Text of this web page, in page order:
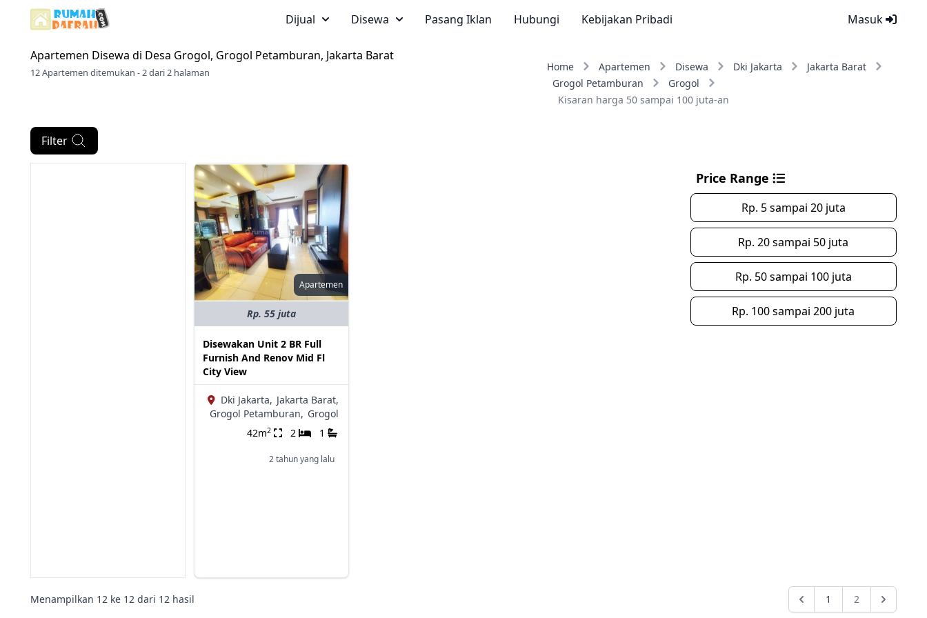
Masuk
Dijual Disewa Pasang Iklan Hubungi Kebijakan Pribadi
Apartemen Disewa di Desa Grogol, Grogol Petamburan, Jakarta Barat
12 Apartemen ditemukan - 2 dari 2 halaman Home Apartemen Disewa Dki Jakarta
Jakarta Barat
Grogol Petamburan
Grogol
Kisaran harga 50 sampai 100 juta-an
Filter
Apartemen
Rp. 55 juta
Disewakan Unit 2 BR Full
Furnish And Renov Mid Fl
City View
Dki Jakarta, Jakarta Barat,
Grogol Petamburan, Grogol
42m2 2 1
2 tahun yang lalu
Price Range
Rp. 5 sampai 20 juta
Rp. 20 sampai 50 juta
Rp. 50 sampai 100 juta
Rp. 100 sampai 200 juta
Menampilkan 12 ke 12 dari 12 hasil 1 2